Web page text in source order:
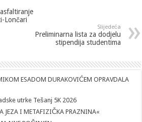
Lončari
Slijedeća
Preliminarna lista za dodjelu
stipendija studentima
ESADOM DURAKOVIĆEM OPRAVDALA
utrke Tešanj 5K 2026
JEZA I METAFIZIČKA PRAZNINA«